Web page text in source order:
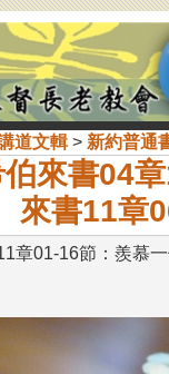
道文輯> 新約普通
來書04
來書11章
章01-16節：羨慕